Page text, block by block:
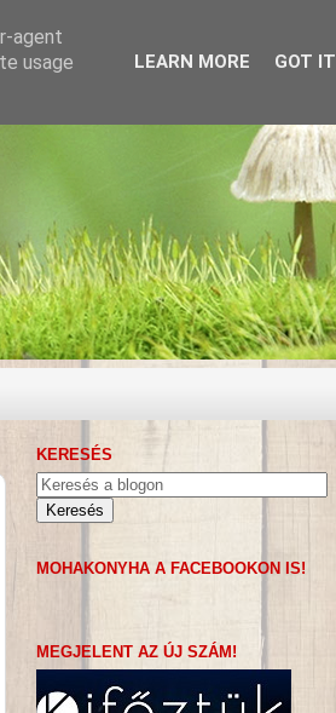
KERESÉS
MOHAKONYHA A FACEBOOKON IS!
MEGJELENT AZ ÚJ SZÁM!
agent
usage
LEARN MORE GOT IT